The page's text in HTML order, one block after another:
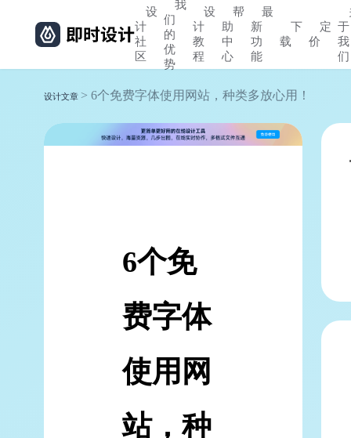
设
计
社
区
我
们
的
优
势
设
计
教
程
帮
助
中
心
最
新
功
能
下
载
定
价
于
我
们
设计文章 > 6个免费字体使用网站，种类多放心用！
6个免
费字体
使用网
站，种